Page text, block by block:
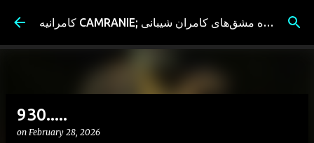
Skip to main content کامرانیه CAMRANIE; سیاه مشق‌های کامران شیبانی
930.....
on February 28, 2026